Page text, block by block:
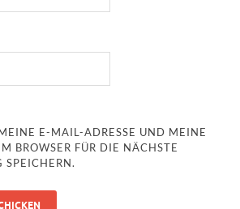
E-MAIL-ADRESSE UND MEINE
BROWSER FÜR DIE NÄCHSTE
SPEICHERN.